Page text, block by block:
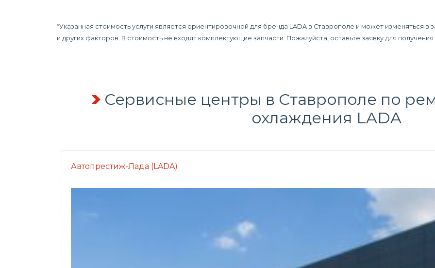
*Указанная стоимость услуги является ориентировочной для бренда LADA в Ставрополе и может изменяться в
и других факторов. В стоимость не входят комплектующие запчасти. Пожалуйста, оставьте заявку для
Сервисные центры в Ставрополе по
охлаждения LADA
Автопрестиж-Лада (LADA)